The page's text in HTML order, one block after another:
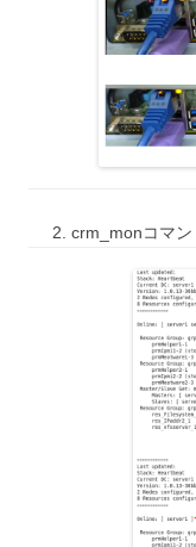
crm_monコマン